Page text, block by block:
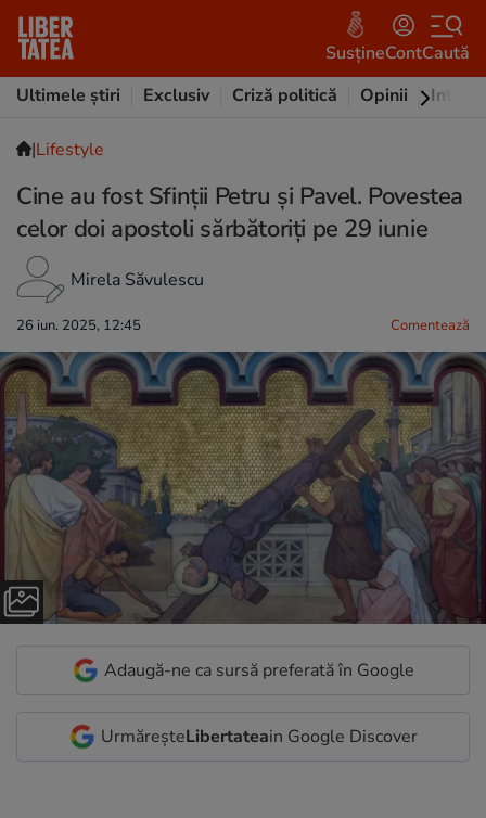
SusțineContCaută
Ultimele știri
Exclusiv Criză politică Opinii
|Lifestyle
Cine au fost Sfinții Petru și Pavel. Povestea
celor doi apostoli sărbătoriți pe 29 iunie
Mirela Săvulescu
26 iun. 2025, 12:45 Comentează
Adaugă-ne ca sursă preferată în Google
UrmăreșteLibertateain Google Discover